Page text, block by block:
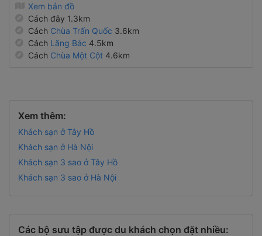
Xem bản đồ
Cách đây 1.3km
Cách Chùa Trấn Quốc 3.6km
Cách Lăng Bác 4.5km
Cách Chùa Một Cột 4.6km
Xem thêm:
Khách sạn ở Tây Hồ
Khách sạn ở Hà Nội
Khách sạn 3 sao ở Tây Hồ
Khách sạn 3 sao ở Hà Nội
Các bộ sưu tập được du khách chọn đặt nhiều: